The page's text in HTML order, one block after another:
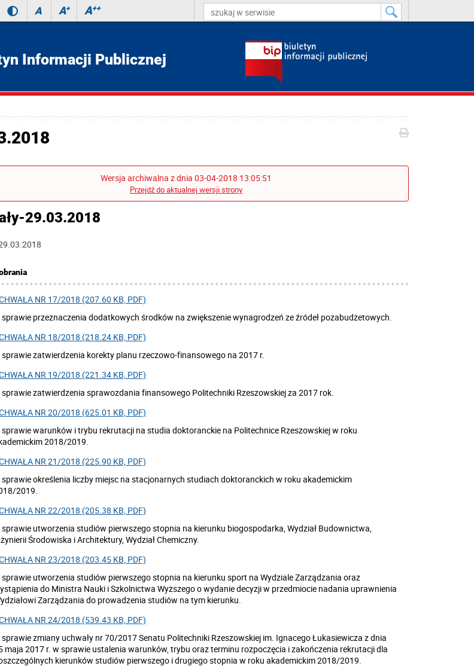
A A+ A++
Informacji Publicznej
Wersja archiwalna z dnia 03-04-2018 13:05:51
Przejdź do aktualnej wersji strony
29.03.2018
NR 17/2018 (207.60 KB, PDF)
przeznaczenia dodatkowych środków na zwiększenie wynagrodzeń ze źródeł pozabudżetowych.
NR 18/2018 (218.24 KB, PDF)
zatwierdzenia korekty planu rzeczowo-finansowego na 2017 r.
NR 19/2018 (221.34 KB, PDF)
zatwierdzenia sprawozdania finansowego Politechniki Rzeszowskiej za 2017 rok.
NR 20/2018 (625.01 KB, PDF)
warunków i trybu rekrutacji na studia doktoranckie na Politechnice Rzeszowskiej w roku
2018/2019.
NR 21/2018 (225.90 KB, PDF)
określenia liczby miejsc na stacjonarnych studiach doktoranckich w roku akademickim
2019.
NR 22/2018 (205.38 KB, PDF)
utworzenia studiów pierwszego stopnia na kierunku biogospodarka, Wydział Budownictwa,
Środowiska i Architektury, Wydział Chemiczny.
NR 23/2018 (203.45 KB, PDF)
utworzenia studiów pierwszego stopnia na kierunku sport na Wydziale Zarządzania oraz
do Ministra Nauki i Szkolnictwa Wyższego o wydanie decyzji w przedmiocie nadania uprawnienia
Zarządzania do prowadzenia studiów na tym kierunku.
NR 24/2018 (539.43 KB, PDF)
zmiany uchwały nr 70/2017 Senatu Politechniki Rzeszowskiej im. Ignacego Łukasiewicza z dnia
maja 2017 r. w sprawie ustalenia warunków, trybu oraz terminu rozpoczęcia i zakończenia rekrutacji dla
kierunków studiów pierwszego i drugiego stopnia w roku akademickim 2018/2019.